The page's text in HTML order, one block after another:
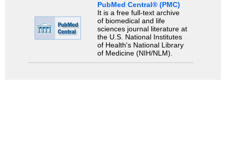
PubMed Central® (PMC)
It is a free full-text archive
of biomedical and life
sciences journal literature at
the U.S. National Institutes
of Health's National Library
of Medicine (NIH/NLM).